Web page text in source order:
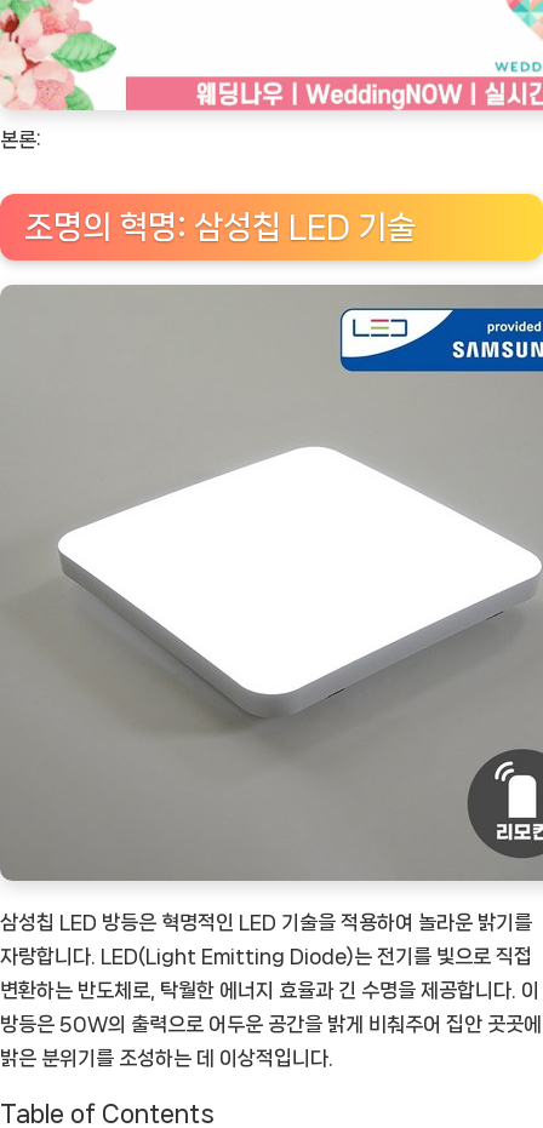
인
의
연:
성
칩
천
상
본론:
조명의 혁명: 삼성칩 LED 기술
삼성칩 LED 방등은 혁명적인 LED 기술을 적용하여 놀라운 밝기를
자랑합니다. LED(Light Emitting Diode)는 전기를 빛으로 직접
변환하는 반도체로, 탁월한 에너지 효율과 긴 수명을 제공합니다. 이
방등은 50W의 출력으로 어두운 공간을 밝게 비춰주어 집안 곳곳에
밝은 분위기를 조성하는 데 이상적입니다.
Table of Contents